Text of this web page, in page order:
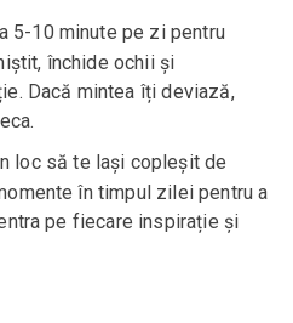
5-10 minute pe zi pentru
închide ochii și
Dacă mintea îți deviază,
loc să te lași copleșit de
în timpul zilei pentru a
pe fiecare inspirație și